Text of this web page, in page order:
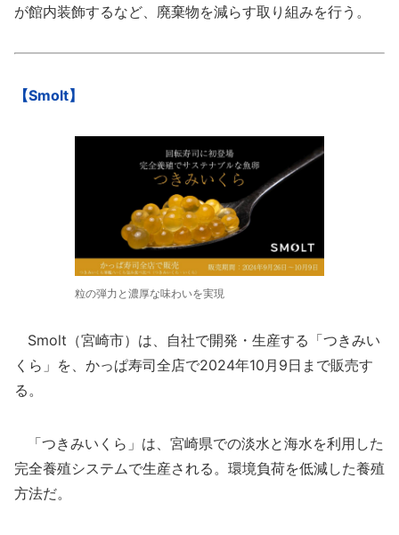
が館内装飾するなど、廃棄物を減らす取り組みを行う。
【Smolt】
粒の弾力と濃厚な味わいを実現
Smolt（宮崎市）は、自社で開発・生産する「つきみい
くら」を、かっぱ寿司全店で2024年10月9日まで販売す
る。
「つきみいくら」は、宮崎県での淡水と海水を利用した
完全養殖システムで生産される。環境負荷を低減した養殖
方法だ。